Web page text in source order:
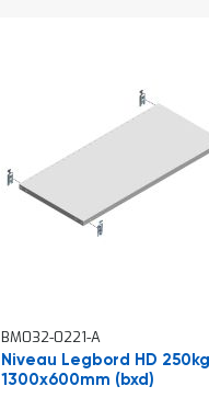
BM032-0221-A
Niveau Legbord HD 250kg
1300x600mm (bxd)